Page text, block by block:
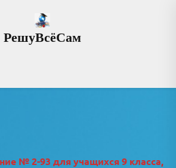
РешуВсёСам
№ 2-93 для учащихся 9 класса,